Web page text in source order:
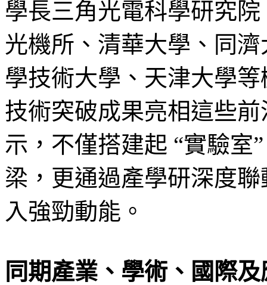
學長三角光電科學研究
光機所、清華大學、同
學技術大學、天津大學
技術突破成果亮相這些
示，不僅搭建起 “實驗室
梁，更通過產學研深度
入強勁動能。
同期產業、學術、國際